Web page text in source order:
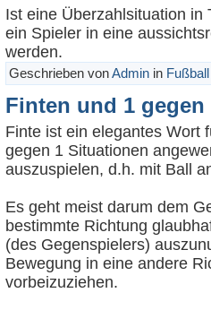
Ist eine Überzahlsituation in
ein Spieler in eine
werden.
Geschrieben vonAdminin Fußball
Finten und 1 gegen
Finte ist ein elegantes Wort
gegen 1 Situationen
auszuspielen, d.h. mit Ball
Es geht meist darum dem
bestimmte Richtung
(des Gegenspielers)
Bewegung in eine andere
vorbeizuziehen.